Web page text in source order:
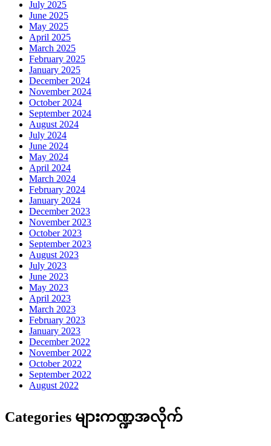
July 2025
June 2025
May 2025
April 2025
March 2025
February 2025
January 2025
December 2024
November 2024
October 2024
September 2024
August 2024
July 2024
June 2024
May 2024
April 2024
March 2024
February 2024
January 2024
December 2023
November 2023
October 2023
September 2023
August 2023
July 2023
June 2023
May 2023
April 2023
March 2023
February 2023
January 2023
December 2022
November 2022
October 2022
September 2022
August 2022
Categories များကဏ္ဍအလိုက်